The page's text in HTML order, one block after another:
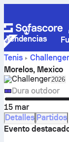
Tendencias
Tenis
Challenger
resultados de
Morelos, Mexico
Challenger2026
Dura outdoor
15 mar
Detalles Partidos
Evento